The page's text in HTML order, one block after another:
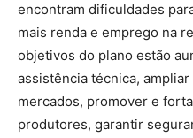
encontram dificuldades
mais renda e emprego na
objetivos do plano estão
assistência técnica,
mercados, promover e
produtores, garantir